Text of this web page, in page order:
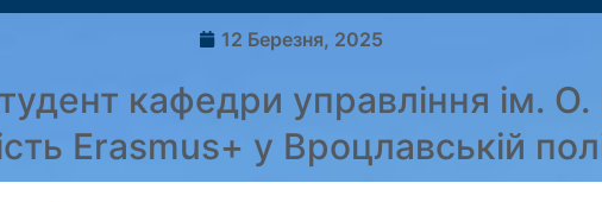
12 Березня, 2025
кафедри управління ім.
Erasmus+ у Вроцлавській